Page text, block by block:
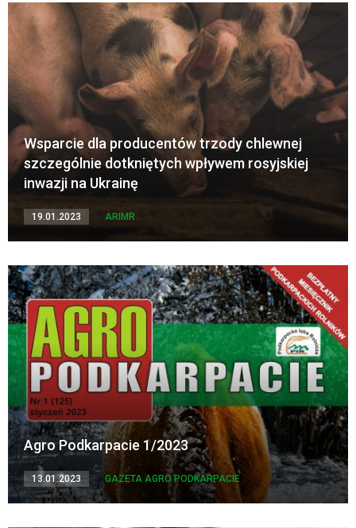
Wsparcie dla producentów trzody chlewnej
szczególnie dotkniętych wpływem rosyjskiej
inwazji na Ukrainę
19.01.2023 ARIMR
Agro Podkarpacie 1/2023
13.01.2023 GAZETA AGRO PODKARPACIE